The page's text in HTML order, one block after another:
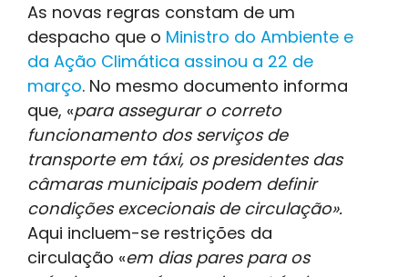
As novas regras constam de um
despacho que o Ministro do Ambiente e
da Ação Climática assinou a 22 de
março. No mesmo documento informa
que, «para assegurar o correto
funcionamento dos serviços de
transporte em táxi, os presidentes das
câmaras municipais podem definir
condições excecionais de circulação».
Aqui incluem-se restrições da
circulação «em dias pares para os